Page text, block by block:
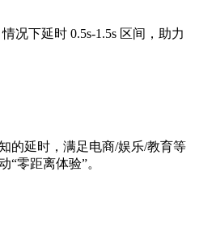
况下延时 0.5s-1.5s 区间，助力
的延时，满足电商/娱乐/教育等
“零距离体验”。